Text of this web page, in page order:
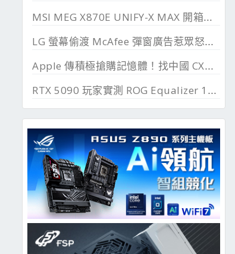
MSI MEG X870E UNIFY-X MAX 開箱測試, 2 DIMM 的超頻優化
LG 螢幕偷渡 McAfee 彈窗廣告惹眾怒，微軟出手制止
Apple 傳積極搶購記憶體！找中國 CXMT 談價格碰壁
RTX 5090 玩家實測 ROG Equalizer 12V-2x6, 電壓更穩、溫度更低、還解決 SSD 消失問題